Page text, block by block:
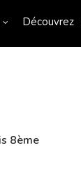
Découvrez
8ème